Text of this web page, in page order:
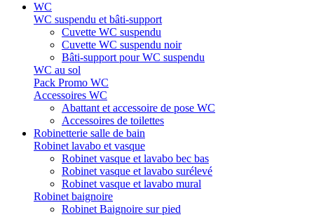
WC
WC suspendu et bâti-support
Cuvette WC suspendu
Cuvette WC suspendu noir
Bâti-support pour WC suspendu
WC au sol
Pack Promo WC
Accessoires WC
Abattant et accessoire de pose WC
Accessoires de toilettes
Robinetterie salle de bain
Robinet lavabo et vasque
Robinet vasque et lavabo bec bas
Robinet vasque et lavabo surélevé
Robinet vasque et lavabo mural
Robinet baignoire
Robinet Baignoire sur pied